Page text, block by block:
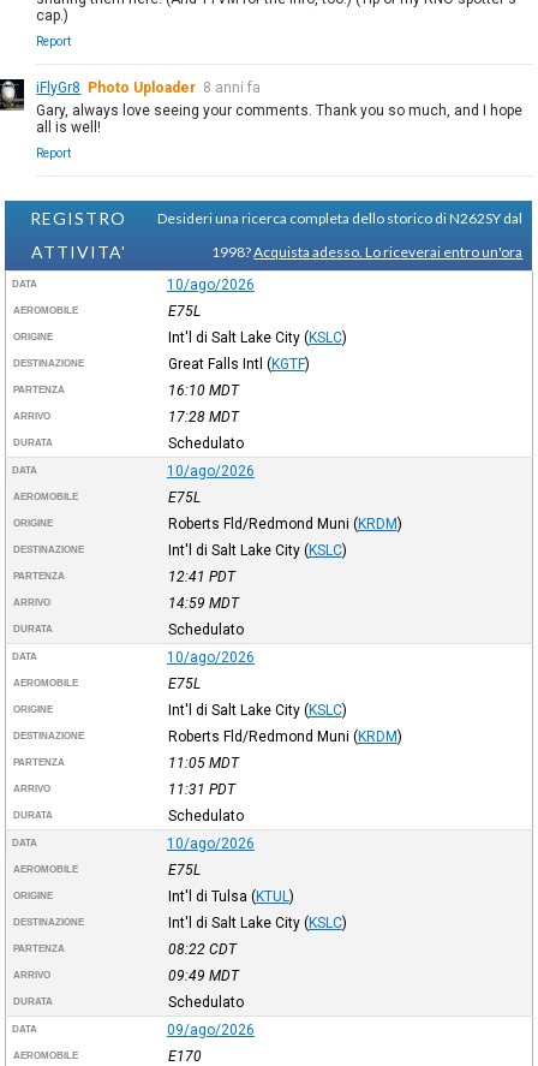
cap.)
Report
iFlyGr8 Photo Uploader 8 anni fa
Gary, always love seeing your comments. Thank you so much, and I hope
all is well!
Report
REGISTRO
ATTIVITA'
Desideri una ricerca completa dello storico di N262SY dal
1998?Acquista adesso. Lo riceverai entro un'ora
DATA 10/ago/2026
AEROMOBILE E75L
ORIGINE Int'l di Salt Lake City (KSLC)
DESTINAZIONE Great Falls Intl (KGTF)
PARTENZA 16:10 MDT
ARRIVO 17:28 MDT
DURATA Schedulato
DATA 10/ago/2026
AEROMOBILE E75L
ORIGINE Roberts Fld/Redmond Muni (KRDM)
DESTINAZIONE Int'l di Salt Lake City (KSLC)
PARTENZA 12:41 PDT
ARRIVO 14:59 MDT
DURATA Schedulato
DATA 10/ago/2026
AEROMOBILE E75L
ORIGINE Int'l di Salt Lake City (KSLC)
DESTINAZIONE Roberts Fld/Redmond Muni (KRDM)
PARTENZA 11:05 MDT
ARRIVO 11:31 PDT
DURATA Schedulato
DATA 10/ago/2026
AEROMOBILE E75L
ORIGINE Int'l di Tulsa (KTUL )
DESTINAZIONE Int'l di Salt Lake City (KSLC)
PARTENZA 08:22 CDT
ARRIVO 09:49 MDT
DURATA Schedulato
DATA 09/ago/2026
AEROMOBILE E170